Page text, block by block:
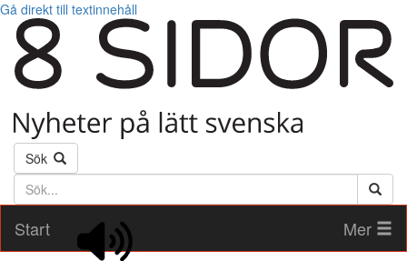
Gå direkt till textinnehåll
Sök
Söktext
Start
Mer